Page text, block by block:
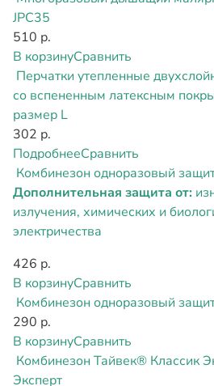
JPC35
510 р.
В корзинуСравнить
Перчатки утепленные
со вспененным латексным
размер L
302 р.
ПодробнееСравнить
Комбинезон одноразовый
Дополнительная защита от:
излучения, химических и
электричества
426 р.
В корзинуСравнить
Комбинезон одноразовый
290 р.
В корзинуСравнить
Комбинезон Тайвек® Классик
Эксперт